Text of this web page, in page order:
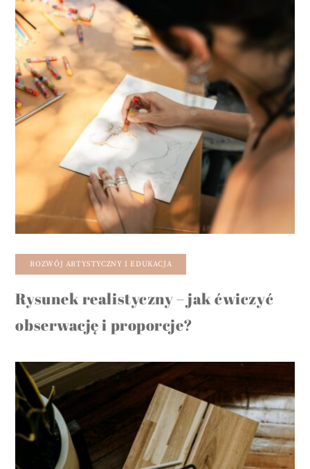
ROZWÓJ ARTYSTYCZNY I EDUKACJA
Rysunek realistyczny – jak ćwiczyć
obserwację i proporcje?